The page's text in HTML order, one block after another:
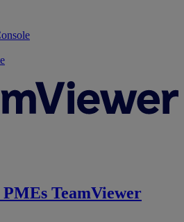
PMEs TeamViewer